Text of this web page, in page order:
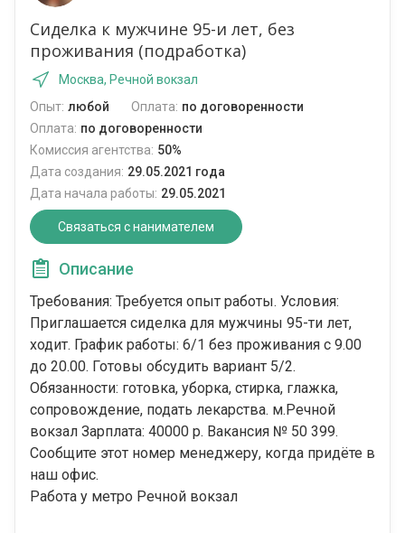
Сиделка к мужчине 95-и лет, без
проживания (подработка)
Москва, Речной вокзал
Опыт: любой Оплата: по договоренности
Оплата: по договоренности
Комиссия агентства: 50%
Дата создания: 29.05.2021 года
Дата начала работы: 29.05.2021
Связаться с нанимателем
Описание
Требования: Требуется опыт работы. Условия:
Приглашается сиделка для мужчины 95-ти лет,
ходит. График работы: 6/1 без проживания с 9.00
до 20.00. Готовы обсудить вариант 5/2.
Обязанности: готовка, уборка, стирка, глажка,
сопровождение, подать лекарства. м.Речной
вокзал Зарплата: 40000 р. Вакансия № 50 399.
Сообщите этот номер менеджеру, когда придёте в
наш офис.
Работа у метро Речной вокзал